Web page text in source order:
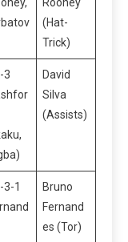
(Hat-
Trick)
3
David
Silva
(Assists)
3-1
Bruno
Fernand
es (Tor)